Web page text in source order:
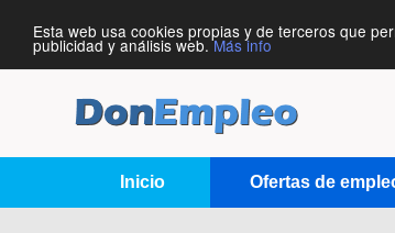
Esta web usa cookies propias y de terceros que
publicidad y análisis web.Más info
Inicio Ofertas de